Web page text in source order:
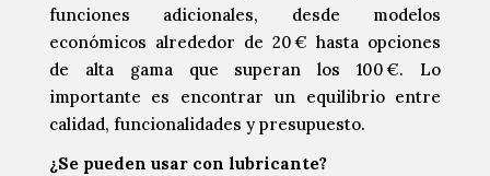
funciones adicionales, desde modelos
económicos alrededor de 20 € hasta opciones
de alta gama que superan los 100 €. Lo
importante es encontrar un equilibrio entre
calidad, funcionalidades y presupuesto.
¿Se pueden usar con lubricante?